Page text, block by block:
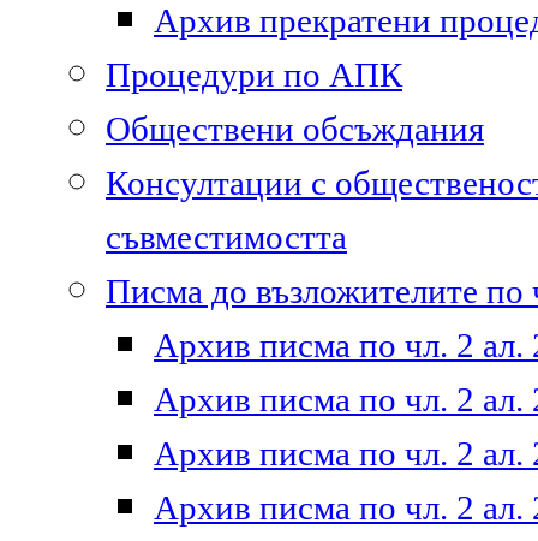
Архив прекратени
Процедури по АПК
Обществени обсъждания
Консултации с
съвместимостта
Писма до възложителите по
Архив писма по чл. 2 ал.
Архив писма по чл. 2 ал.
Архив писма по чл. 2 ал.
Архив писма по чл. 2 ал.